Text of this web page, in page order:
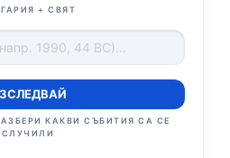
+ СВЯТ
КАКВИ СЪБИТИЯ СА СЕ
СЛУЧИЛИ